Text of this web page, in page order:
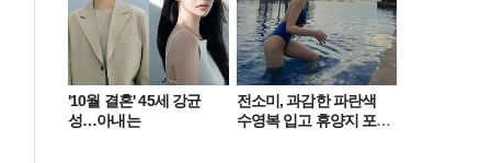
'10월 결혼' 45세 강균
성…아내는
전소미, 과감한 파란색
수영복 입고 휴양지 포